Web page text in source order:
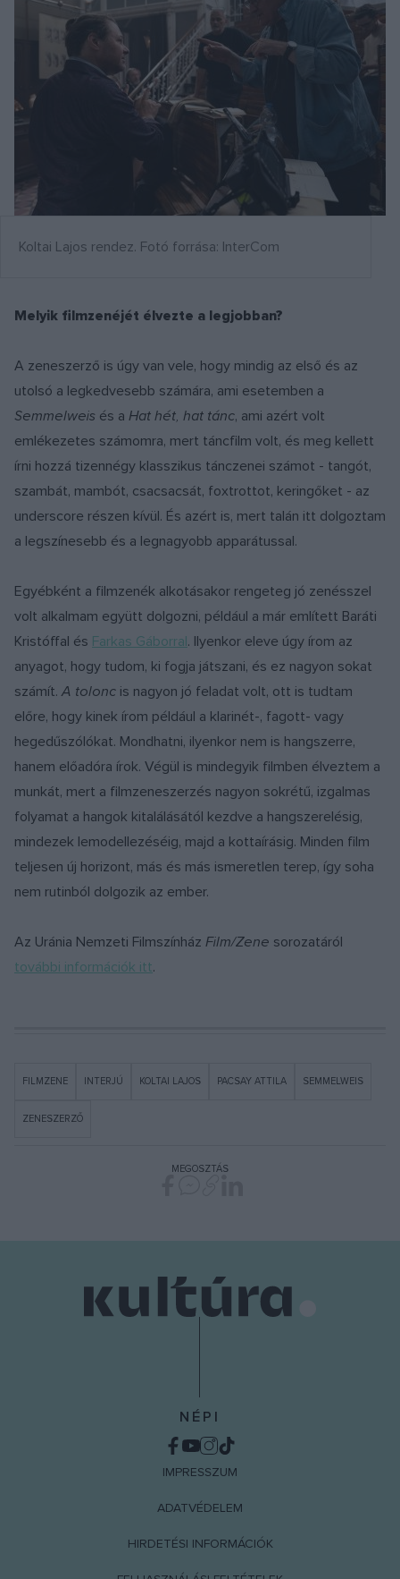
Koltai Lajos rendez. Fotó forrása: InterCom
Melyik filmzenéjét élvezte a legjobban?
A zeneszerző is úgy van vele, hogy mindig az első és az
utolsó a legkedvesebb számára, ami esetemben a
Semmelweis és a Hat hét, hat tánc, ami azért volt
emlékezetes számomra, mert táncfilm volt, és meg kellett
írni hozzá tizennégy klasszikus tánczenei számot - tangót,
szambát, mambót, csacsacsát, foxtrottot, keringőket - az
underscore részen kívül. És azért is, mert talán itt dolgoztam
a legszínesebb és a legnagyobb apparátussal.
Egyébként a filmzenék alkotásakor rengeteg jó zenésszel
volt alkalmam együtt dolgozni, például a már említett Baráti
Kristóffal és Farkas Gáborral. Ilyenkor eleve úgy írom az
anyagot, hogy tudom, ki fogja játszani, és ez nagyon sokat
számít.A tolonc is nagyon jó feladat volt, ott is tudtam
előre, hogy kinek írom például a klarinét-, fagott- vagy
hegedűszólókat. Mondhatni, ilyenkor nem is hangszerre,
hanem előadóra írok. Végül is mindegyik filmben élveztem a
munkát, mert a filmzeneszerzés nagyon sokrétű, izgalmas
folyamat a hangok kitalálásától kezdve a hangszerelésig,
mindezek lemodellezéséig, majd a kottaírásig. Minden film
teljesen új horizont, más és más ismeretlen terep, így soha
nem rutinból dolgozik az ember.
Az Uránia Nemzeti Filmszínház Film/Zene sorozatáról
további információk itt.
FILMZENE INTERJÚ KOLTAI LAJOS PACSAY ATTILA SEMMELWEIS
ZENESZERZŐ
MEGOSZTÁS
NÉPI
IMPRESSZUM
ADATVÉDELEM
HIRDETÉSI INFORMÁCIÓK